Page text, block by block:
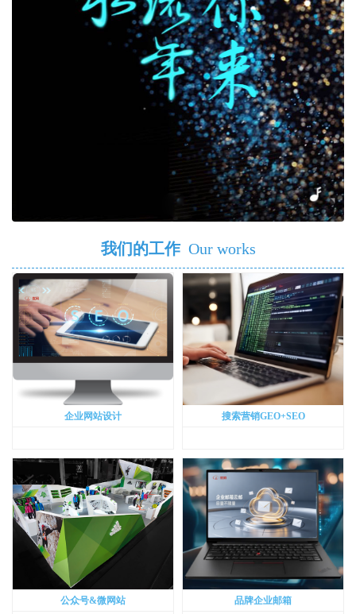
我们的工作 Our works
企业网站设计 搜索营销GEO+SEO
公众号&微网站 品牌企业邮箱